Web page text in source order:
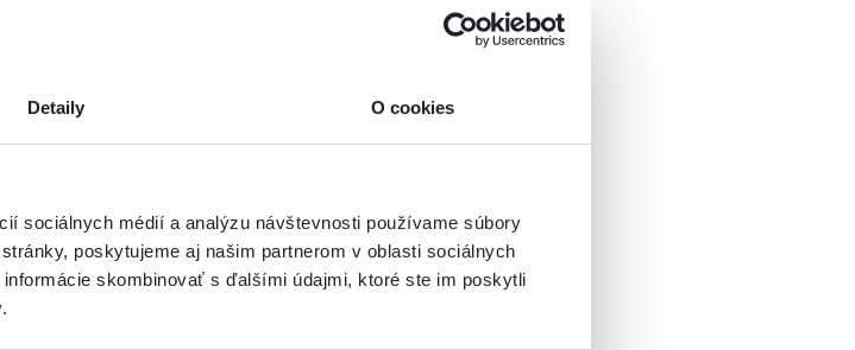
Detaily O cookies
sociálnych médií a analýzu návštevnosti používame súbory
poskytujeme aj našim partnerom v oblasti sociálnych
skombinovať s ďalšími údajmi, ktoré ste im poskytli